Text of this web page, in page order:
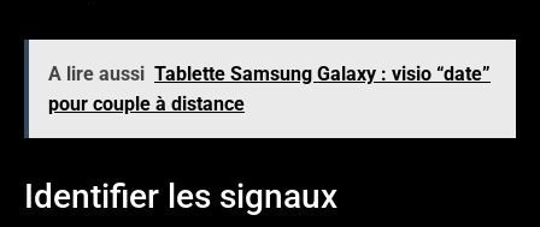
A lire aussi Tablette Samsung Galaxy : visio “date”
pour couple à distance
Identifier les signaux